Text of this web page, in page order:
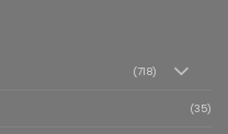
(718)
(35)